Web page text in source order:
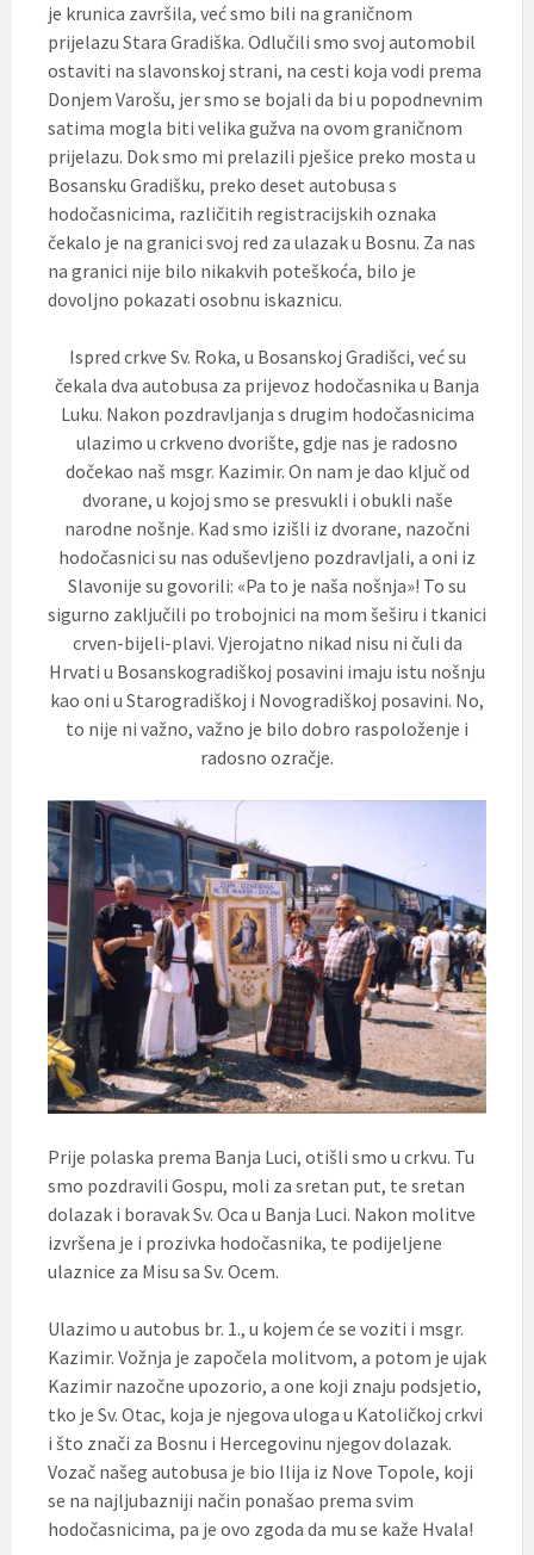
je krunica završila, već smo bili na graničnom
prijelazu Stara Gradiška. Odlučili smo svoj automobil
ostaviti na slavonskoj strani, na cesti koja vodi prema
Donjem Varošu, jer smo se bojali da bi u popodnevnim
satima mogla biti velika gužva na ovom graničnom
prijelazu. Dok smo mi prelazili pješice preko mosta u
Bosansku Gradišku, preko deset autobusa s
hodočasnicima, različitih registracijskih oznaka
čekalo je na granici svoj red za ulazak u Bosnu. Za nas
na granici nije bilo nikakvih poteškoća, bilo je
dovoljno pokazati osobnu iskaznicu.
Ispred crkve Sv. Roka, u Bosanskoj Gradišci, već su
čekala dva autobusa za prijevoz hodočasnika u Banja
Luku. Nakon pozdravljanja s drugim hodočasnicima
ulazimo u crkveno dvorište, gdje nas je radosno
dočekao naš msgr. Kazimir. On nam je dao ključ od
dvorane, u kojoj smo se presvukli i obukli naše
narodne nošnje. Kad smo izišli iz dvorane, nazočni
hodočasnici su nas oduševljeno pozdravljali, a oni iz
Slavonije su govorili: «Pa to je naša nošnja»! To su
sigurno zaključili po trobojnici na mom šeširu i tkanici
crven-bijeli-plavi. Vjerojatno nikad nisu ni čuli da
Hrvati u Bosanskogradiškoj posavini imaju istu nošnju
kao oni u Starogradiškoj i Novogradiškoj posavini. No,
to nije ni važno, važno je bilo dobro raspoloženje i
radosno ozračje.
Prije polaska prema Banja Luci, otišli smo u crkvu. Tu
smo pozdravili Gospu, moli za sretan put, te sretan
dolazak i boravak Sv. Oca u Banja Luci. Nakon molitve
izvršena je i prozivka hodočasnika, te podijeljene
ulaznice za Misu sa Sv. Ocem.
Ulazimo u autobus br. 1., u kojem će se voziti i msgr.
Kazimir. Vožnja je započela molitvom, a potom je ujak
Kazimir nazočne upozorio, a one koji znaju podsjetio,
tko je Sv. Otac, koja je njegova uloga u Katoličkoj crkvi
i što znači za Bosnu i Hercegovinu njegov dolazak.
Vozač našeg autobusa je bio Ilija iz Nove Topole, koji
se na najljubazniji način ponašao prema svim
hodočasnicima, pa je ovo zgoda da mu se kaže Hvala!